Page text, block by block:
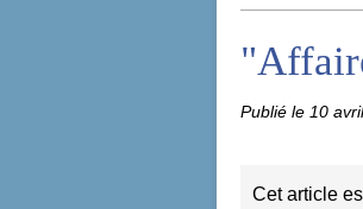
Publié le 10
Cet article